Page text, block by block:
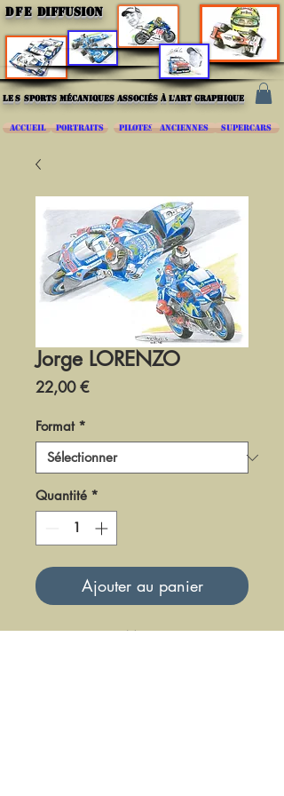
DFE DIFFUSION
les sports mécaniques associés à l'art graphique
ACCUEIL PORTRAITS PILOTES ANCIENNES SUPERCARS
Jorge LORENZO
22,00 €Prix
Format *
Quantité *
Ajouter au panier
DM0216